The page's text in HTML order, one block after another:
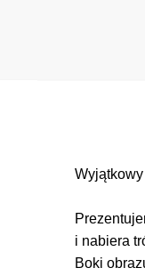
i nabiera
Boki